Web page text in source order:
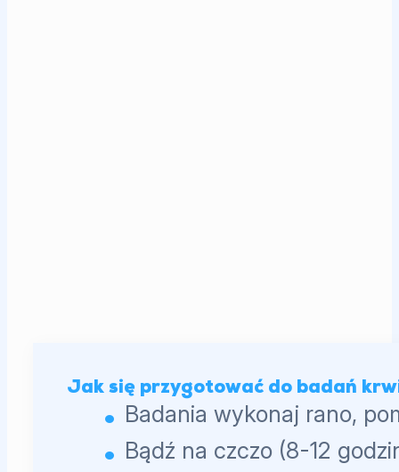
Jak się przygotować do badań
Badania wykonaj rano,
Bądź na czczo (8-12